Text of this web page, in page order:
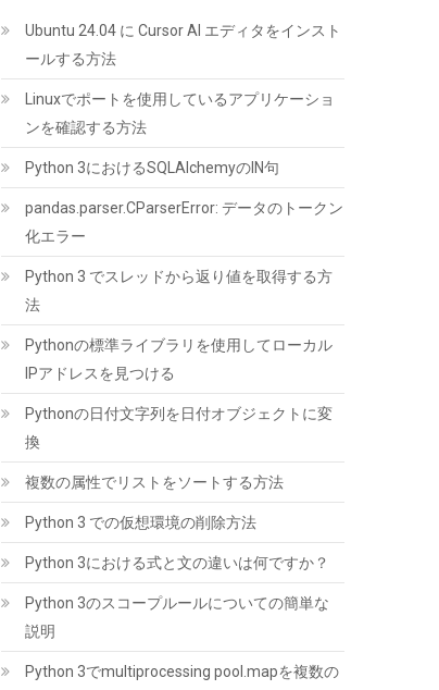
(547765
04:05 GMT +09:00 時点 -詳細はこちら)
ORICO 2.5インチ HDD / SSD ケース USB3.0 ハ
ードディスクケース UASP対応 5Gbps転送
6TB（9.5mm以下）まで対応 静電気防止 PC材
料 透明な 外付け SATA3.0 ドライブ ケース
2139U3
(5421709) GBP 3.92
(2026-08-08 04:05
GMT +09:00 時点 -
Seagate IronWolf 内蔵HDD 4TB NAS用
Ubuntu 24.04 に Cursor AI エディタをインスト
ールする方法
Linuxでポートを使用しているアプリケーショ
ンを確認する方法
Python 3におけるSQLAlchemyのIN句
pandas.parser.CParserError: データのトークン
化エラー
Python 3 でスレッドから返り値を取得する方
法
Pythonの標準ライブラリを使用してローカル
IPアドレスを見つける
Pythonの日付文字列を日付オブジェクトに変
換
複数の属性でリストをソートする方法
Python 3 での仮想環境の削除方法
Python 3における式と文の違いは何ですか？
Python 3のスコープルールについての簡単な
説明
Python 3でmultiprocessing pool.mapを複数の